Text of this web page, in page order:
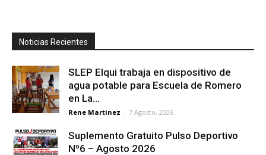
Noticias Recientes
SLEP Elqui trabaja en dispositivo de
agua potable para Escuela de Romero
en La...
Rene Martinez - 7 Agosto, 2026
Suplemento Gratuito Pulso Deportivo
Nº6 – Agosto 2026